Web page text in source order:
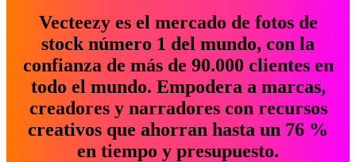
Vecteezy es el mercado de fotos de
stock número 1 del mundo, con la
confianza de más de 90.000 clientes en
todo el mundo. Empodera a marcas,
creadores y narradores con recursos
creativos que ahorran hasta un 76 %
en tiempo y presupuesto.